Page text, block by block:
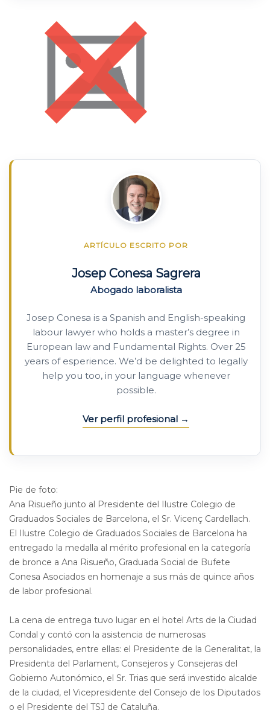
ARTÍCULO ESCRITO POR
Josep Conesa Sagrera
Abogado laboralista
Josep Conesa is a Spanish and English-speaking
labour lawyer who holds a master’s degree in
European law and Fundamental Rights. Over 25
years of esperience. We’d be delighted to legally
help you too, in your language whenever
possible.
Ver perfil profesional
Pie de foto:
Ana Risueño junto al Presidente del Ilustre Colegio de
Graduados Sociales de Barcelona, el Sr. Vicenç Cardellach.
El Ilustre Colegio de Graduados Sociales de Barcelona ha
entregado la medalla al mérito profesional en la categoría
de bronce a Ana Risueño, Graduada Social de Bufete
Conesa Asociados en homenaje a sus más de quince años
de labor profesional.
La cena de entrega tuvo lugar en el hotel Arts de la Ciudad
Condal y contó con la asistencia de numerosas
personalidades, entre ellas: el Presidente de la Generalitat, la
Presidenta del Parlament, Consejeros y Consejeras del
Gobierno Autonómico, el Sr. Trias que será investido alcalde
de la ciudad, el Vicepresidente del Consejo de los Diputados
o el Presidente del TSJ de Cataluña.